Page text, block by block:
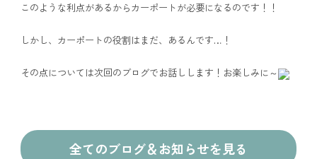
このような利点があるからカーポートが必要になるのです！！
しかし、カーポートの役割はまだ、あるんです…！
その点については次回のブログでお話しします！お楽しみに～
全てのブログ＆お知らせを見る